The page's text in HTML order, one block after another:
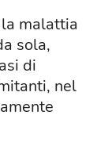
malattia
sola,
di
nel